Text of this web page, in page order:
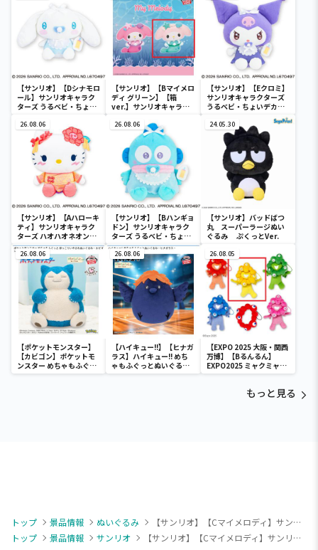
【サンリオ】【Dシナモロ
ール】サンリオキャラク
ターズ うるベビ・ちょい
【サンリオ】【Bマイメロ
ディ グリーン】【箱
ver.】サンリオキャラク
SOFVIMATES～マイメロ
ディ マーメイドver. ～
【サンリオ】【Eクロミ】
サンリオキャラクターズ
うるベビ・ちょいデカド
26.08.06
【サンリオ】【Aハローキ
ティ】サンリオキャラク
ターズ ハオハオネオンタ
ウンドールBIGタイプ1
26.08.06
【サンリオ】【Bハンギョ
ドン】サンリオキャラク
ターズ うるベビ・ちょい
デカドール
24.05.30
【サンリオ】バッドばつ
丸 スーパーラージぬい
ぐるみ ぷくっとVer.
26.08.06
【ポケットモンスター】
【カビゴン】ポケットモ
ンスター めちゃもふぐっ
と ほっこりいやされぬい
26.08.06
【ハイキュー!!】【ヒナガ
ラス】ハイキュー!! めち
ゃもふぐっとぬいぐるみ
～ヒナガラス～
26.08.05
【EXPO 2025 大阪・関西
万博】【Bるんるん】
EXPO2025 ミャクミャク
カラフルゴム紐付きぬい
もっと見る
トップ 景品情報 ぬいぐるみ
【サンリオ】【Cマイメロディ】サンリオキャラクターズ グレイッシュハングアウトドールBIGタイプ1
トップ
景品情報 サンリオ 【サンリオ】【Cマイメロディ】サンリオキャラクターズ グレイッシュハングアウトドールBIGタイプ1